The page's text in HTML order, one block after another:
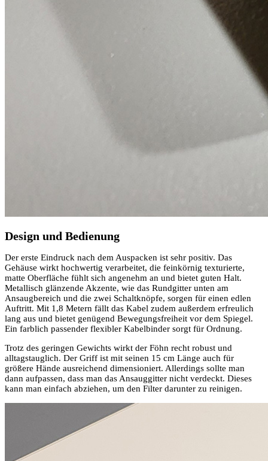
Design und Bedienung
Der erste Eindruck nach dem Auspacken ist sehr positiv. Das
Gehäuse wirkt hochwertig verarbeitet, die feinkörnig texturierte,
matte Oberfläche fühlt sich angenehm an und bietet guten Halt.
Metallisch glänzende Akzente, wie das Rundgitter unten am
Ansaugbereich und die zwei Schaltknöpfe, sorgen für einen edlen
Auftritt. Mit 1,8 Metern fällt das Kabel zudem außerdem erfreulich
lang aus und bietet genügend Bewegungsfreiheit vor dem Spiegel.
Ein farblich passender flexibler Kabelbinder sorgt für Ordnung.
Trotz des geringen Gewichts wirkt der Föhn recht robust und
alltagstauglich. Der Griff ist mit seinen 15 cm Länge auch für
größere Hände ausreichend dimensioniert. Allerdings sollte man
dann aufpassen, dass man das Ansauggitter nicht verdeckt. Dieses
kann man einfach abziehen, um den Filter darunter zu reinigen.